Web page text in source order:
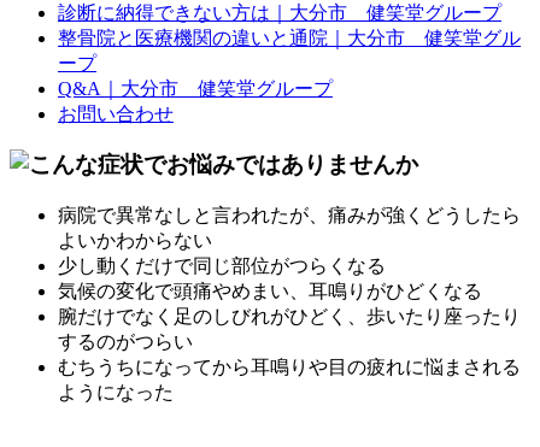
診断に納得できない方は｜大分市 健笑堂グループ
整骨院と医療機関の違いと通院｜大分市 健笑堂グル
ープ
Q&A｜大分市 健笑堂グループ
お問い合わせ
病院で異常なしと言われたが、痛みが強くどうしたら
よいかわからない
少し動くだけで同じ部位がつらくなる
気候の変化で頭痛やめまい、耳鳴りがひどくなる
腕だけでなく足のしびれがひどく、歩いたり座ったり
するのがつらい
むちうちになってから耳鳴りや目の疲れに悩まされる
ようになった